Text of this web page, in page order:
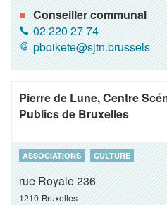
Conseiller communal
02 220 27 74
pboikete@sjtn.brussels
Pierre de Lune, Centre
Publics de Bruxelles
ASSOCIATIONS CULTURE
rue Royale 236
1210 Bruxelles